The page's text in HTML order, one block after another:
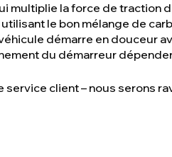
multiplie la force de traction
le bon mélange de
démarre en douceur
du démarreur
client – nous serons